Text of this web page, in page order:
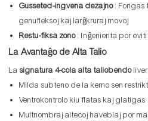
Gusseted-ingvena dezajno: Forigas
genufleksoj kaj larĝkruraj movoj
Restu-fiksa zono: Inĝenierita por
La Avantaĝo de Alta Talio
La signatura 4-cola alta taliobendo
Milda subteno de la kerno sen
Ventrokontrolo kiu flatas kaj glatigas
Multnombraj altecoj haveblaj por